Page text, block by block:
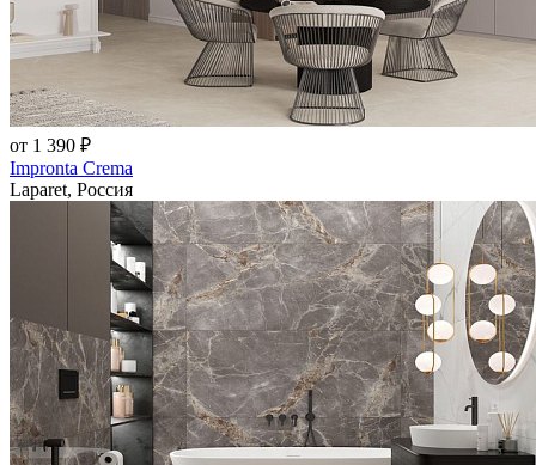
от 1 390 ₽
Impronta Crema
Laparet, Россия